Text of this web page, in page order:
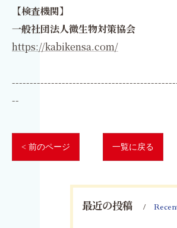
【検査機関】
一般社団法人微生物対策協会
https://kabikensa.com/
--
< 前のページ 一覧に戻る
最近の投稿